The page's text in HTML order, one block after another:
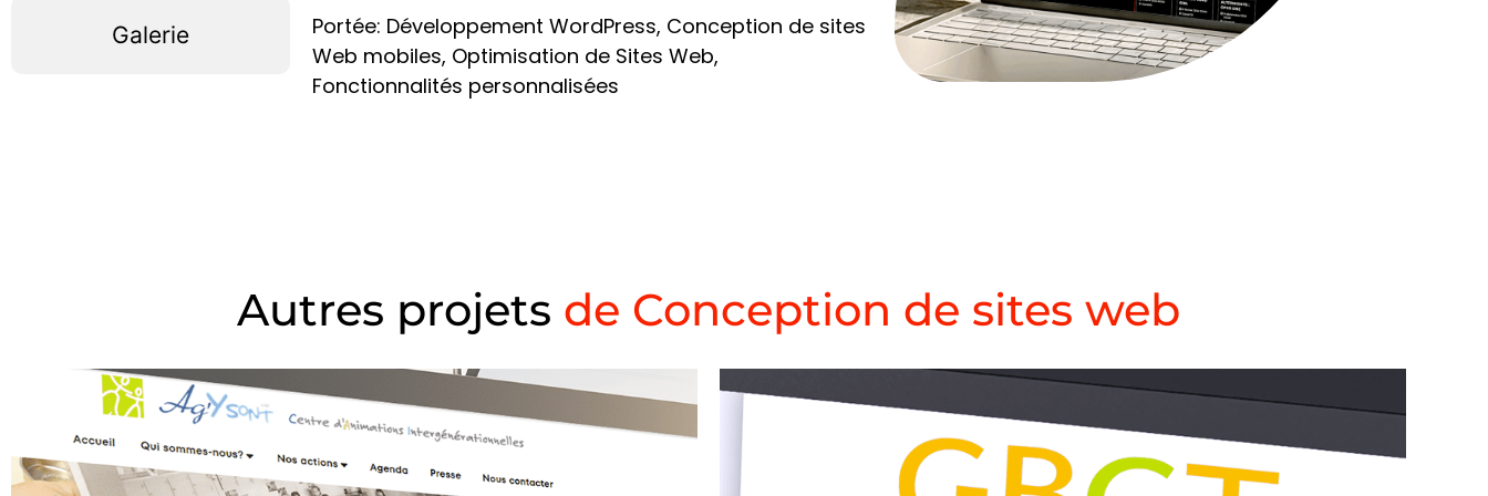
Galerie
Portée: Développement WordPress, Conception de sites
Web mobiles, Optimisation de Sites Web,
Fonctionnalités personnalisées
Autres projets de Conception de sites web